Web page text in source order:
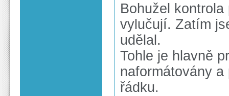
Bohužel
vylučují. Zatím
udělal.
Tohle je hlavně
naformátovány
řádku.